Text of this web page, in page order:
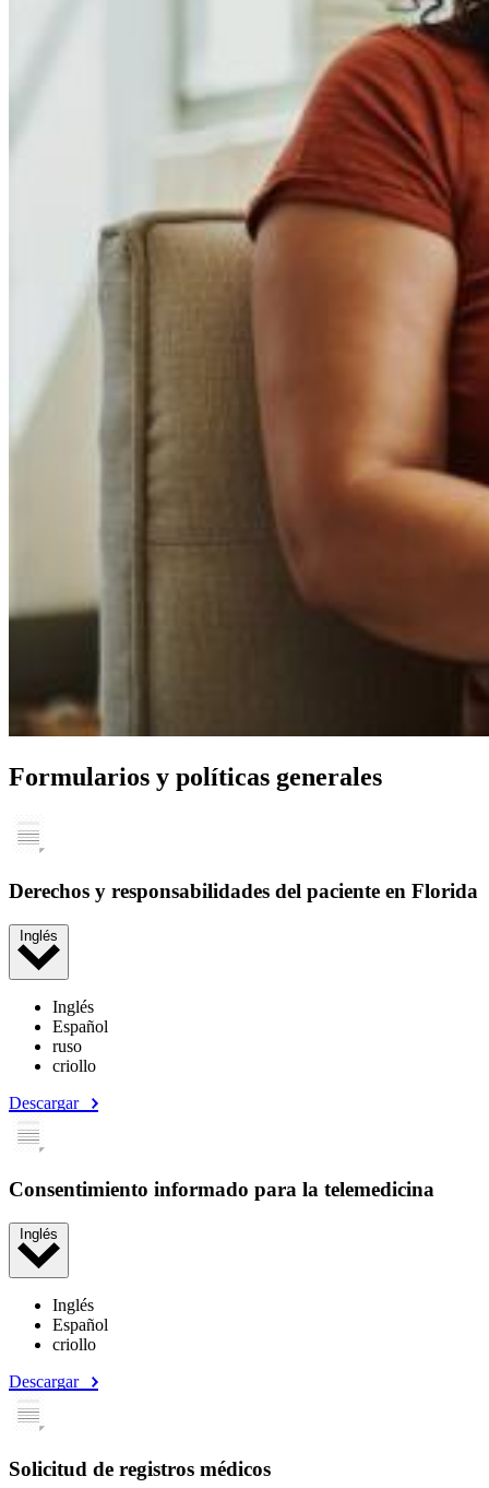
Formularios y políticas generales
Derechos y responsabilidades del paciente en Florida
Inglés
Inglés
Español
ruso
criollo
Descargar
Consentimiento informado para la telemedicina
Inglés
Inglés
Español
criollo
Descargar
Solicitud de registros médicos